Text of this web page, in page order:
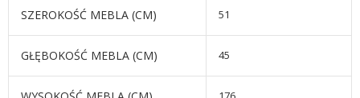
SZEROKOŚĆ MEBLA (CM) 51
GŁĘBOKOŚĆ MEBLA (CM) 45